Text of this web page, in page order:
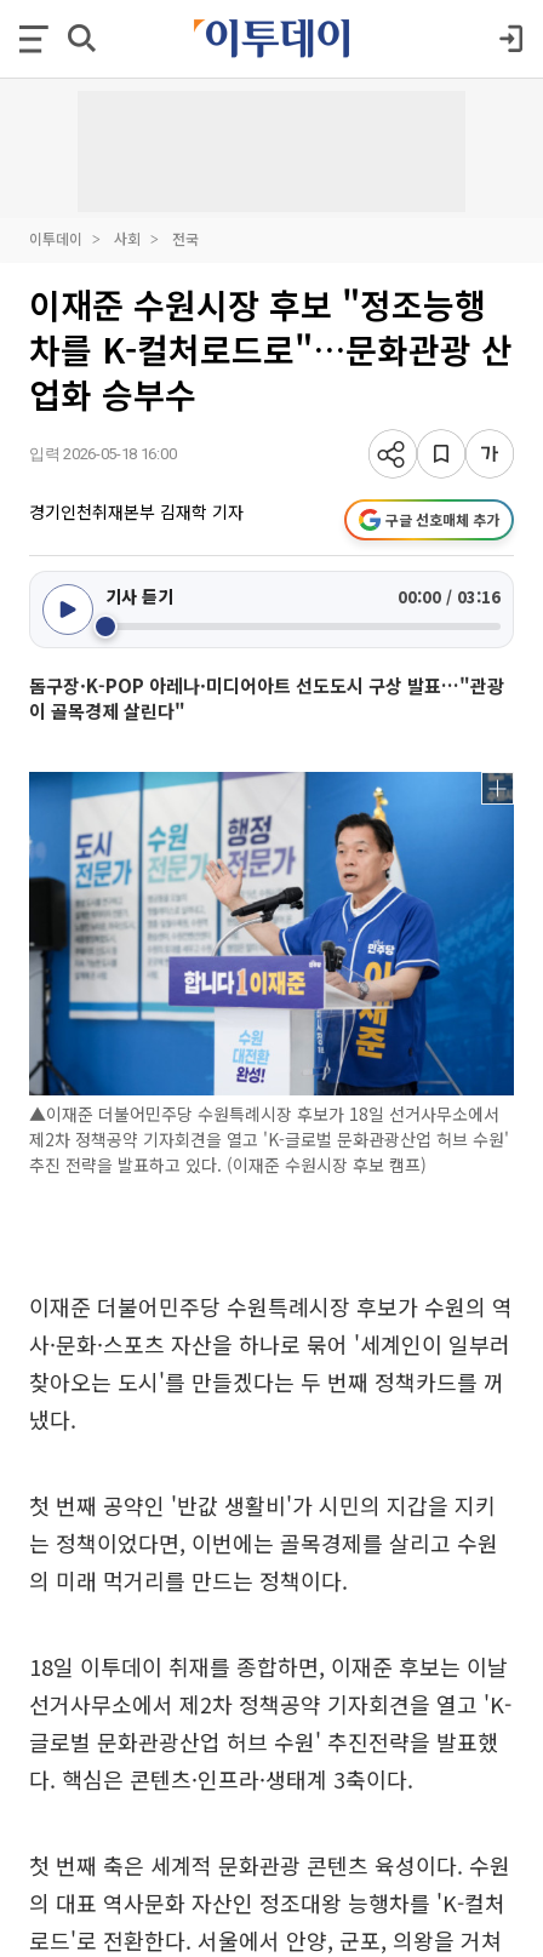
이투데이 사회 전국
이재준 수원시장 후보 "정조능행
차를 K-컬처로드로"…문화관광 산
업화 승부수
입력 2026-05-18 16:00
경기인천취재본부 김재학 기자 구글 선호매체 추가
기사 듣기 00:00 / 03:16
돔구장·K-POP 아레나·미디어아트 선도도시 구상 발표…"관광
이 골목경제 살린다"
▲이재준 더불어민주당 수원특례시장 후보가 18일 선거사무소에서
제2차 정책공약 기자회견을 열고 'K-글로벌 문화관광산업 허브 수원'
추진 전략을 발표하고 있다. (이재준 수원시장 후보 캠프)
이재준 더불어민주당 수원특례시장 후보가 수원의 역
사·문화·스포츠 자산을 하나로 묶어 '세계인이 일부러
찾아오는 도시'를 만들겠다는 두 번째 정책카드를 꺼
냈다.
첫 번째 공약인 '반값 생활비'가 시민의 지갑을 지키
는 정책이었다면, 이번에는 골목경제를 살리고 수원
의 미래 먹거리를 만드는 정책이다.
18일 이투데이 취재를 종합하면, 이재준 후보는 이날
선거사무소에서 제2차 정책공약 기자회견을 열고 'K-
글로벌 문화관광산업 허브 수원' 추진전략을 발표했
다. 핵심은 콘텐츠·인프라·생태계 3축이다.
첫 번째 축은 세계적 문화관광 콘텐츠 육성이다. 수원
의 대표 역사문화 자산인 정조대왕 능행차를 'K-컬처
로드'로 전환한다. 서울에서 안양, 군포, 의왕을 거쳐